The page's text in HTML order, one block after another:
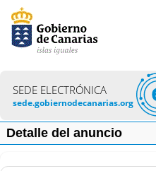
SEDE ELECTRÓNICA
sede.gobiernodecanarias.org
Detalle del anuncio